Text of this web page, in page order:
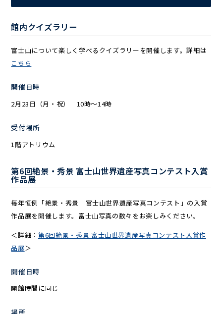
館内クイズラリー
富士山について楽しく学べるクイズラリーを開催します。詳細は
こちら
開催日時
2月23日（月・祝） 10時～14時
受付場所
1階アトリウム
第6回絶景・秀景 富士山世界遺産写真コンテスト入賞
作品展
毎年恒例「絶景・秀景 富士山世界遺産写真コンテスト」の入賞
作品展を開催します。富士山写真の数々をお楽しみください。
＜詳細： 第6回絶景・秀景 富士山世界遺産写真コンテスト入賞作
品展＞
開催日時
開館時間に同じ
場所